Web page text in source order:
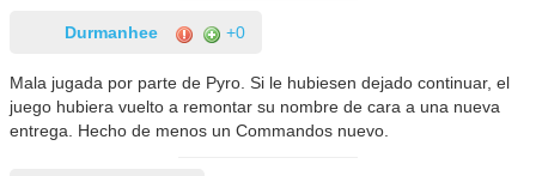
Durmanhee +0
Mala jugada por parte de Pyro. Si le hubiesen dejado continuar, el
juego hubiera vuelto a remontar su nombre de cara a una nueva
entrega. Hecho de menos un Commandos nuevo.